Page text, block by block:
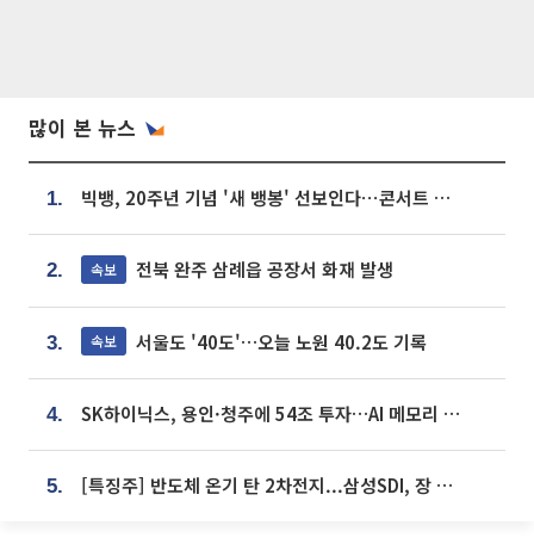
많이 본 뉴스
1. 빅뱅, 20주년 기념 '새 뱅봉' 선보인다⋯콘서트 앞두고 팝업 개최
2. 속보 전북 완주 삼례읍 공장서 화재 발생
3. 속보 서울도 '40도'…오늘 노원 40.2도 기록
4. SK하이닉스, 용인·청주에 54조 투자…AI 메모리 생산기지 키운다
5. [특징주] 반도체 온기 탄 2차전지...삼성SDI, 장 초반 7% 넘게 껑충